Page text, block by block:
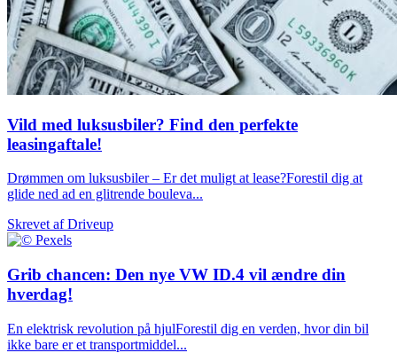
Vild med luksusbiler? Find den perfekte
leasingaftale!
Drømmen om luksusbiler – Er det muligt at lease?Forestil dig at
glide ned ad en glitrende bouleva...
Skrevet afDriveup
Grib chancen: Den nye VW ID.4 vil ændre din
hverdag!
En elektrisk revolution på hjulForestil dig en verden, hvor din bil
ikke bare er et transportmiddel...